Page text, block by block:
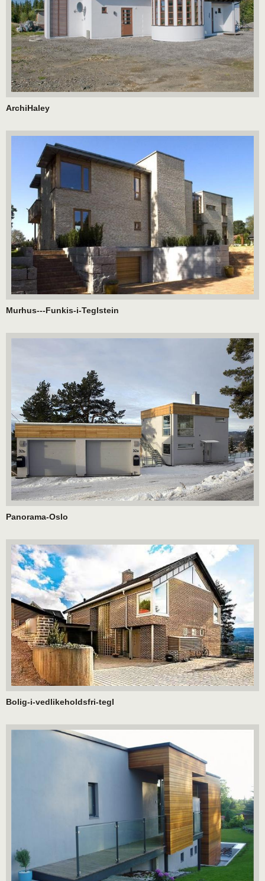
ArchiHaley
Murhus---Funkis-i-Teglstein
Panorama-Oslo
Bolig-i-vedlikeholdsfri-tegl